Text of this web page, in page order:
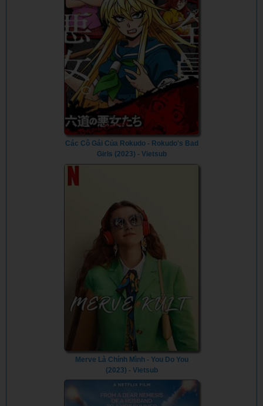
Các Cô Gái Của Rokudo - Rokudo's Bad
Girls (2023) - Vietsub
Merve Là Chính Mình - You Do You
(2023) - Vietsub